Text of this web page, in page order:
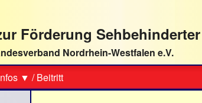
Förderung
Nordrhein-Westfalen e.V.
▼ /Beitritt